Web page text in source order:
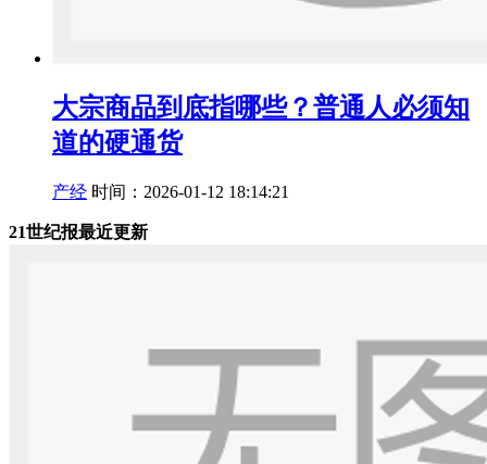
大宗商品到底指哪些？普通人必须知
道的硬通货
产经 时间：2026-01-12 18:14:21
21世纪报最近更新